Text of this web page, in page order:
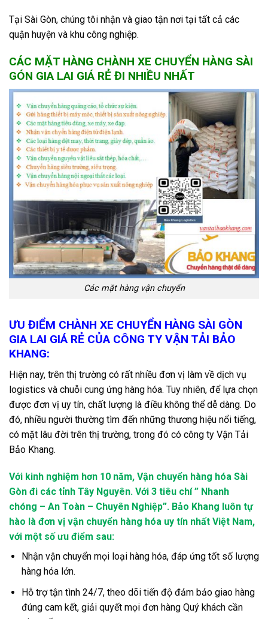
Tại Sài Gòn, chúng tôi nhận và giao tận nơi tại tất cả các
quận huyện và khu công nghiệp.
CÁC MẶT HÀNG CHÀNH XE CHUYỂN HÀNG SÀI
GÓN GIA LAI GIÁ RẺ ĐI NHIỀU NHẤT
Các mặt hàng vận chuyển
ƯU ĐIỂM CHÀNH XE CHUYỂN HÀNG SÀI GÒN
GIA LAI GIÁ RẺ CỦA CÔNG TY VẬN TẢI BẢO
KHANG:
Hiện nay, trên thị trường có rất nhiều đơn vị làm về dịch vụ
logistics và chuỗi cung ứng hàng hóa. Tuy nhiên, để lựa chọn
được đơn vị uy tín, chất lượng là điều không thể dễ dàng. Do
đó, nhiều người thường tìm đến những thương hiệu nổi tiếng,
có mặt lâu đời trên thị trường, trong đó có công ty Vận Tải
Bảo Khang.
Với kinh nghiệm hơn 10 năm, Vận chuyển hàng hóa Sài
Gòn đi các tỉnh Tây Nguyên. Với 3 tiêu chí ” Nhanh
chóng – An Toàn – Chuyên Nghiệp”. Bảo Khang luôn tự
hào là đơn vị vận chuyển hàng hóa uy tín nhất Việt Nam,
với một số ưu điểm sau:
Nhận vận chuyển mọi loại hàng hóa, đáp ứng tốt số lượng
hàng hóa lớn.
Hỗ trợ tận tình 24/7, theo dõi tiến độ đảm bảo giao hàng
đúng cam kết, giải quyết mọi đơn hàng Quý khách cần